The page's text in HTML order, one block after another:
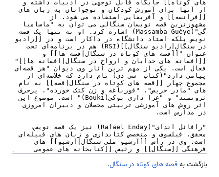
بازگشت بهقصه های کوتاه در سنگال.